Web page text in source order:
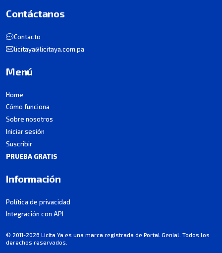
Contáctanos
Contacto
licitaya@licitaya.com.pa
Menú
Home
Cómo funciona
Sobre nosotros
Iniciar sesión
Suscribir
PRUEBA GRATIS
Información
Política de privacidad
Integración con API
© 2011-2026 Licita Ya es una marca registrada de Portal Genial. Todos los
derechos reservados.